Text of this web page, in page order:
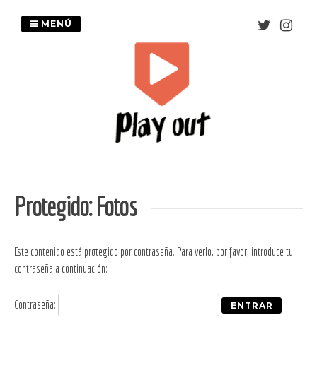
MENÚ
Protegido: Fotos
Este contenido está protegido por contraseña. Para verlo, por favor, introduce tu
contraseña a continuación:
Contraseña: